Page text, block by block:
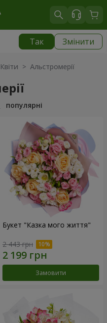
Так Змінити
> Альстромерії
популярні
Букет "Казка мого життя"
2 443 грн
Замовити